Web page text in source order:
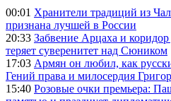
00:01 Хранители традиций из
признана лучшей в России
20:33 Забвение Арцаха и
теряет суверенитет над Сюником
17:03 Армян он любил, как
Гений права и милосердия
15:40 Розовые очки премьера: